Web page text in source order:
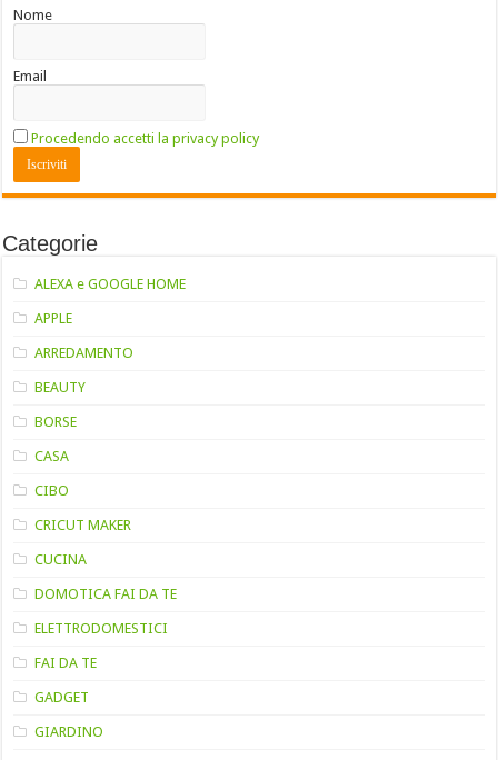
Nome
Email
Procedendo accetti la privacy policy
Categorie
ALEXA e GOOGLE HOME
APPLE
ARREDAMENTO
BEAUTY
BORSE
CASA
CIBO
CRICUT MAKER
CUCINA
DOMOTICA FAI DA TE
ELETTRODOMESTICI
FAI DA TE
GADGET
GIARDINO